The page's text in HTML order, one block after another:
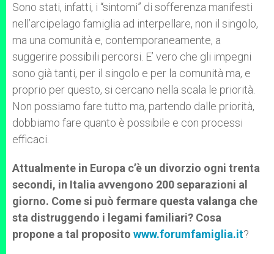
Sono stati, infatti, i “sintomi” di sofferenza manifesti
nell’arcipelago famiglia ad interpellare, non il singolo,
ma una comunità e, contemporaneamente, a
suggerire possibili percorsi. E’ vero che gli impegni
sono già tanti, per il singolo e per la comunità ma, e
proprio per questo, si cercano nella scala le priorità.
Non possiamo fare tutto ma, partendo dalle priorità,
dobbiamo fare quanto è possibile e con processi
efficaci.
Attualmente in Europa c’è un divorzio ogni trenta
secondi, in Italia avvengono 200 separazioni al
giorno. Come si può fermare questa valanga che
sta distruggendo i legami familiari? Cosa
propone a tal proposito www.forumfamiglia.it?